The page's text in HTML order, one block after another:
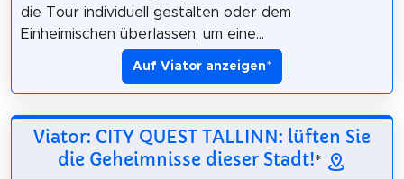
die Tour individuell gestalten oder dem
Einheimischen überlassen, um eine...
Auf Viator anzeigen*
Viator: CITY QUEST TALLINN: lüften Sie
die Geheimnisse dieser Stadt!*